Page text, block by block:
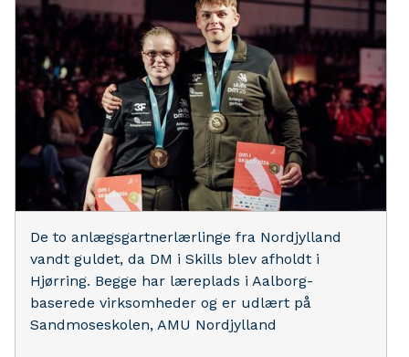
De to anlægsgartnerlærlinge fra Nordjylland
vandt guldet, da DM i Skills blev afholdt i
Hjørring. Begge har læreplads i Aalborg-
baserede virksomheder og er udlært på
Sandmoseskolen, AMU Nordjylland